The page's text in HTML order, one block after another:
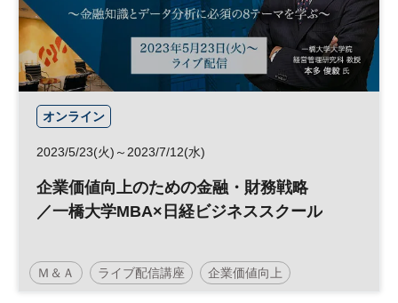
オンライン
2023/5/23(火)～2023/7/12(水)
企業価値向上のための金融・財務戦略
／一橋大学MBA×日経ビジネススクール
Ｍ＆Ａ ライブ配信講座 企業価値向上